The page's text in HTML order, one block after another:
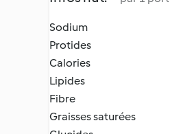
Sodium
Protides
Calories
Lipides
Fibre
Graisses saturées